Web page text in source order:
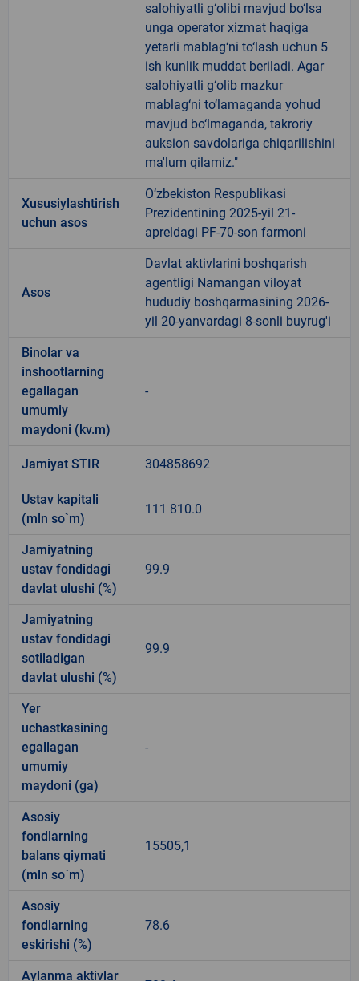
salohiyatli g‘olibi mavjud bo‘lsa
unga operator xizmat haqiga
yetarli mablag‘ni to‘lash uchun 5
ish kunlik muddat beriladi. Agar
salohiyatli g‘olib mazkur
mablag‘ni to‘lamaganda yohud
mavjud bo‘lmaganda, takroriy
auksion savdolariga chiqarilishini
ma'lum qilamiz."
Xususiylashtirish
uchun asos
O‘zbekiston Respublikasi
Prezidentining 2025-yil 21-
apreldagi PF-70-son farmoni
Asos
Davlat aktivlarini boshqarish
agentligi Namangan viloyat
hududiy boshqarmasining 2026-
yil 20-yanvardagi 8-sonli buyrug'i
Binolar va
inshootlarning
egallagan
umumiy
maydoni (kv.m)
-
Jamiyat STIR 304858692
Ustav kapitali
(mln so`m)
111 810.0
Jamiyatning
ustav fondidagi
davlat ulushi (%)
99.9
Jamiyatning
ustav fondidagi
sotiladigan
davlat ulushi (%)
99.9
Yer
uchastkasining
egallagan
umumiy
maydoni (ga)
-
Asosiy
fondlarning
balans qiymati
(mln so`m)
15505,1
Asosiy
fondlarning
eskirishi (%)
78.6
Aylanma aktivlar